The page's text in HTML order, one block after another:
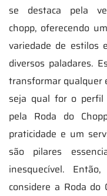
se destaca pela
chopp, oferecendo
variedade de estilos
diversos paladares.
transformar qualquer
seja qual for o perfil
pela Roda do
praticidade e um
são pilares
inesquecível.
considere a Roda do